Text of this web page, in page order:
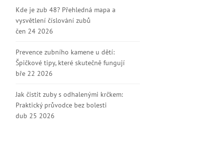
Kde je zub 48? Přehledná mapa a
vysvětlení číslování zubů
čen 24 2026
Prevence zubního kamene u dětí:
Špičkové tipy, které skutečně fungují
bře 22 2026
Jak čistit zuby s odhalenými krčkem:
Praktický průvodce bez bolesti
dub 25 2026